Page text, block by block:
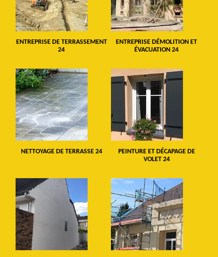
ENTREPRISE DE TERRASSEMENT
24
ENTREPRISE DÉMOLITION ET
ÉVACUATION 24
NETTOYAGE DE TERRASSE 24
PEINTURE ET DÉCAPAGE DE
VOLET 24